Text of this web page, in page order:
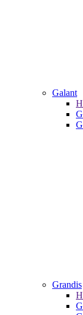
Galant
Grandis